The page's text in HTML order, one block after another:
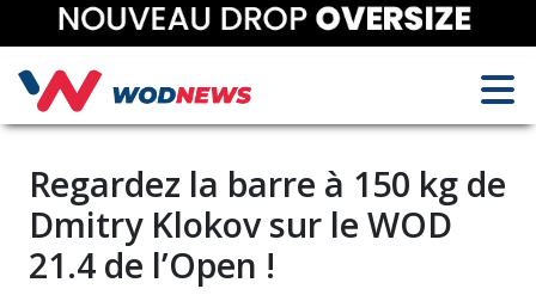
Regardez la barre à 150 kg de
Dmitry Klokov sur le WOD
21.4 de l’Open !